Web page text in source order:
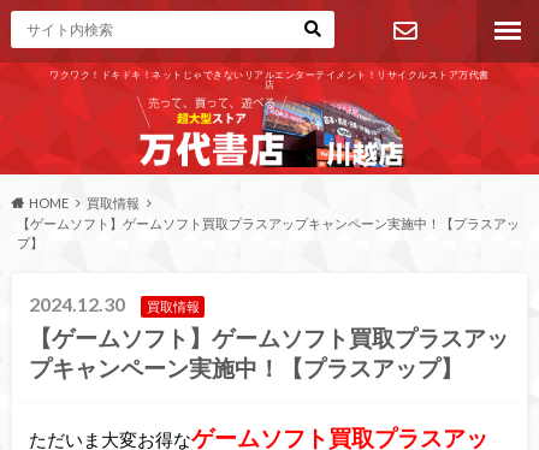
ワクワク！ドキドキ！ネットじゃできないリアルエンターテイメント！リサイクルストア万代書
店
お問い合わ
せ
HOME
買取情報
【ゲームソフト】ゲームソフト買取プラスアップキャンペーン実施中！【プラスアッ
プ】
2024.12.30 買取情報
【ゲームソフト】ゲームソフト買取プラスアッ
プキャンペーン実施中！【プラスアップ】
ただいま大変お得なゲームソフト買取プラスアッ